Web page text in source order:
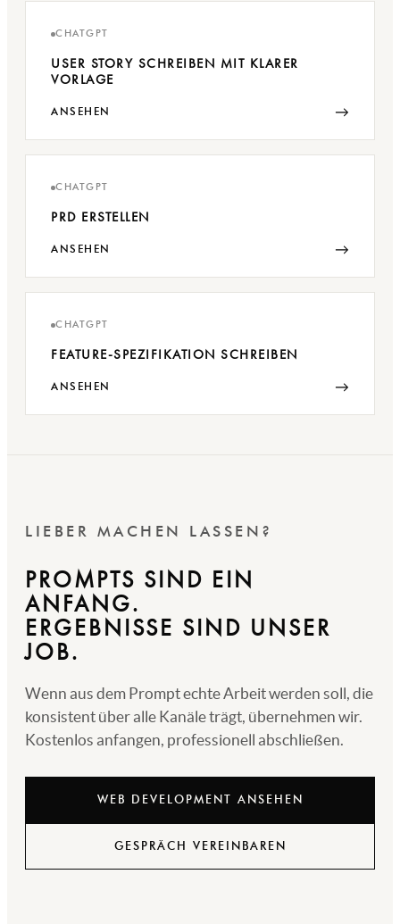
CHATGPT
USER STORY SCHREIBEN MIT KLARER
VORLAGE
ANSEHEN →
CHATGPT
PRD ERSTELLEN
ANSEHEN →
CHATGPT
FEATURE-SPEZIFIKATION SCHREIBEN
ANSEHEN →
LIEBER MACHEN LASSEN?
PROMPTS SIND EIN
ANFANG.
ERGEBNISSE SIND UNSER
JOB.
Wenn aus dem Prompt echte Arbeit werden soll, die
konsistent über alle Kanäle trägt, übernehmen wir.
Kostenlos anfangen, professionell abschließen.
WEB DEVELOPMENT ANSEHEN
GESPRÄCH VEREINBAREN